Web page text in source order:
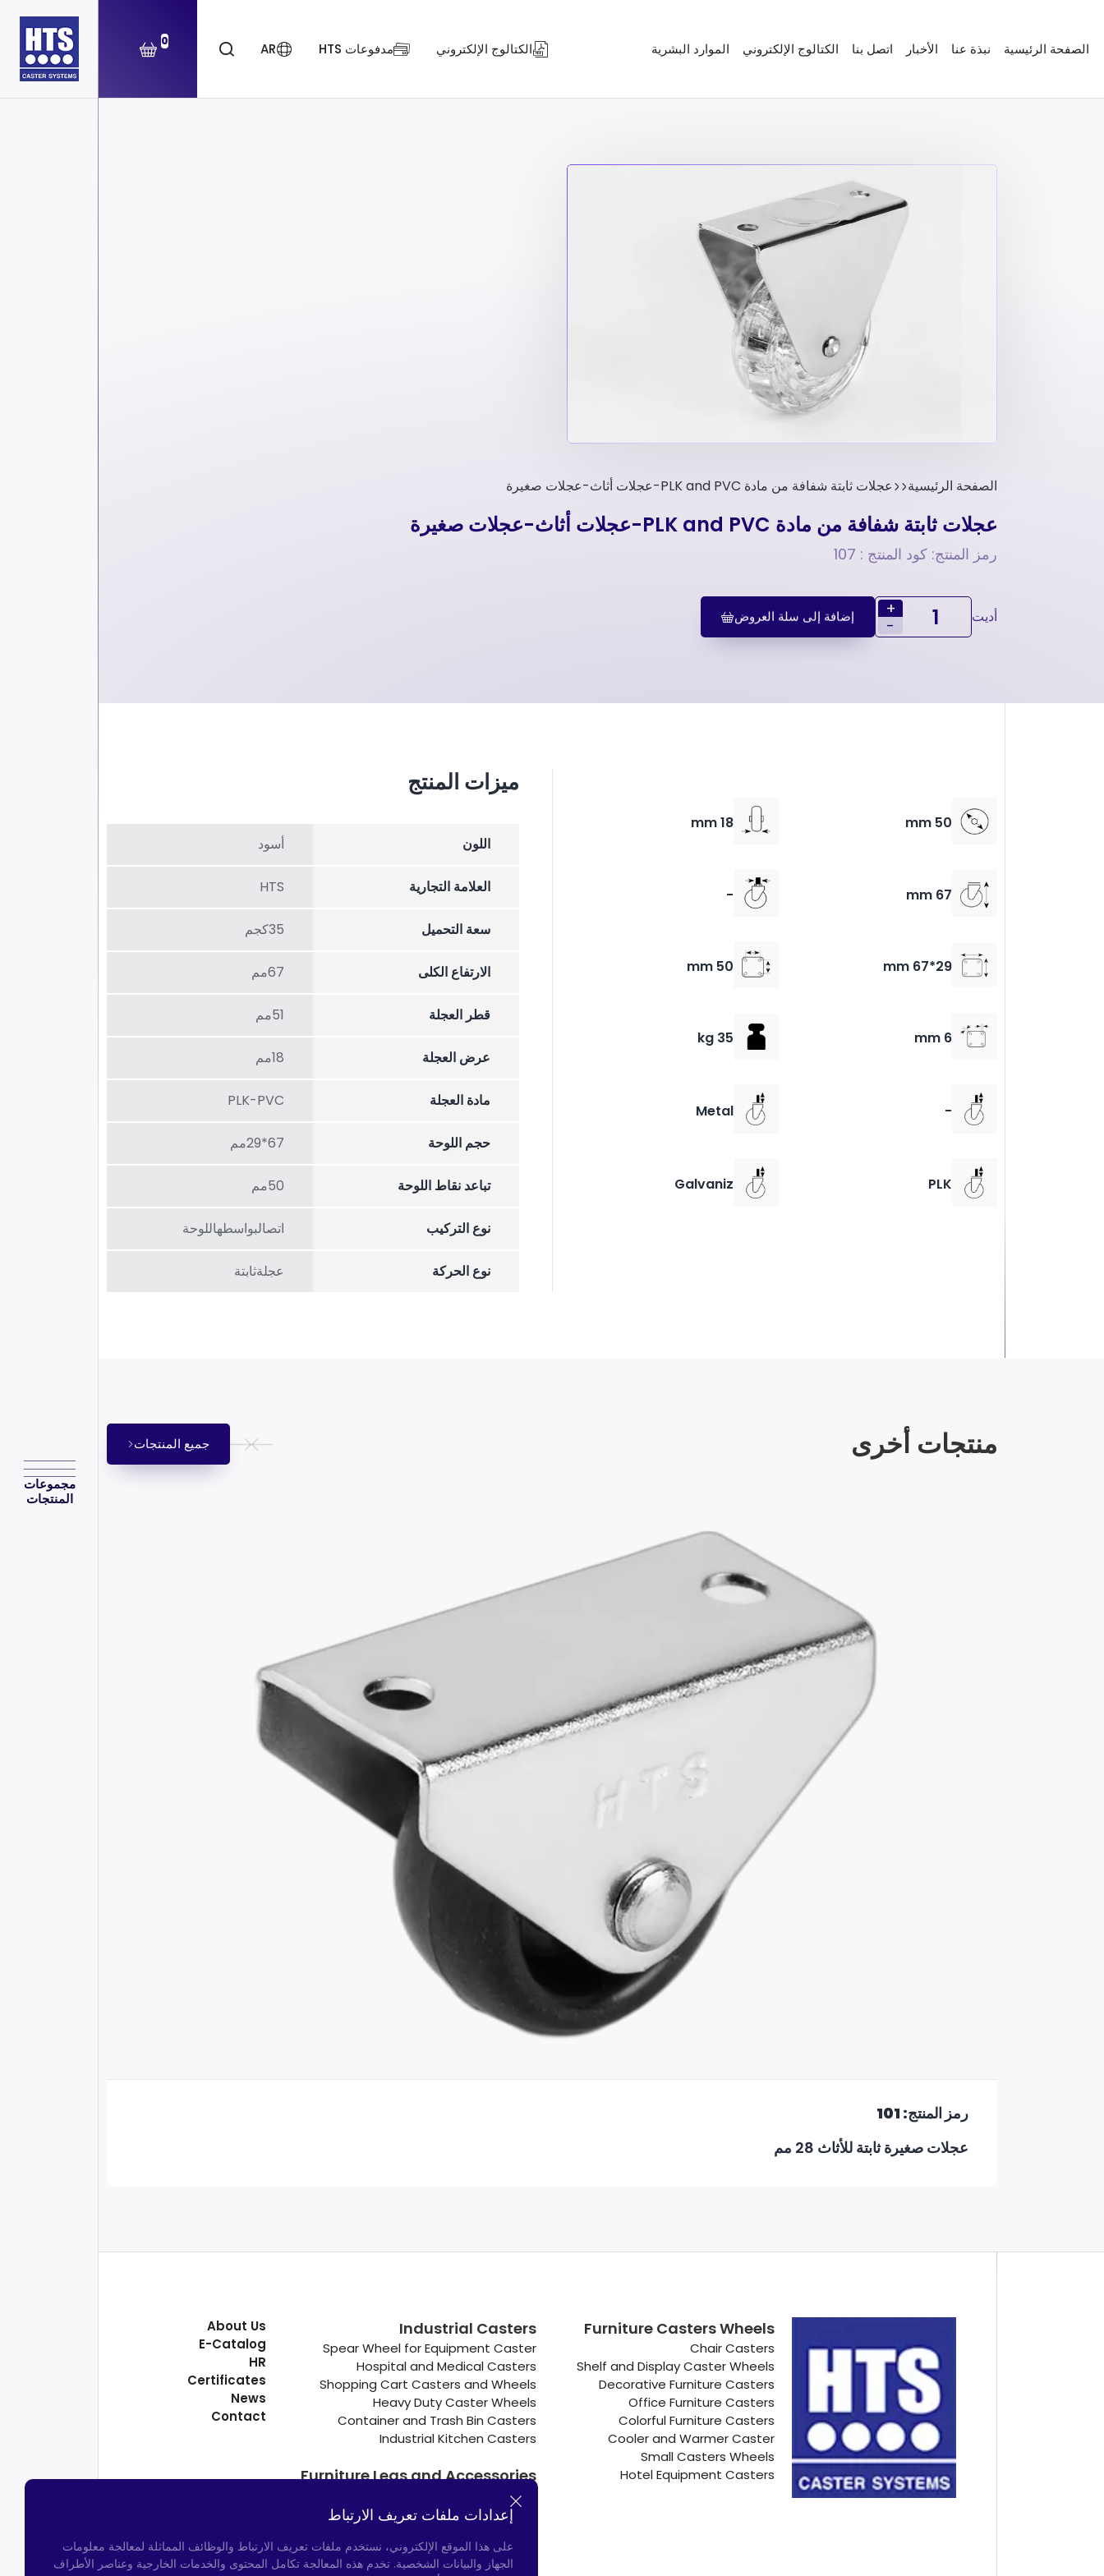
الصفحة الرئيسية نبذة عنا الأخبار اتصل بنا الكتالوج الإلكتروني الموارد البشرية الكتالوج الإلكتروني مدفوعات HTS AR
0
مجموعات
المنتجات
الصفحة الرئيسية عجلات ثابتة شفافة من مادة PLK and PVC-عجلات أثاث-عجلات صغيرة
عجلات ثابتة شفافة من مادة PLK and PVC-عجلات أثاث-عجلات صغيرة
رمز المنتج: كود المنتج : 107
أديت
+
-
إضافة إلى سلة العروض
50 mm
18 mm
67 mm
-
29*67 mm
50 mm
6 mm
35 kg
-
Metal
PLK
Galvaniz
ميزات المنتج
اللون أسود
العلامة التجارية HTS
سعة التحميل 35كجم
الارتفاع الکلی 67مم
قطر العجلة 51مم
عرض العجلة 18مم
مادة العجلة PLK-PVC
حجم اللوحة 67*29مم
تباعد نقاط اللوحة 50مم
نوع التركيب اتصالبواسطهاللوحة
نوع الحركة عجلةثابتة
منتجات أخرى جميع المنتجات
رمز المنتج: 101
عجلات صغيرة ثابتة للأثاث 28 مم
Furniture Casters Wheels
Chair Casters
Shelf and Display Caster Wheels
Decorative Furniture Casters
Office Furniture Casters
Colorful Furniture Casters
Cooler and Warmer Caster
Small Casters Wheels
Hotel Equipment Casters
Industrial Casters
Spear Wheel for Equipment Caster
Hospital and Medical Casters
Shopping Cart Casters and Wheels
Heavy Duty Caster Wheels
Container and Trash Bin Casters
Industrial Kitchen Casters
Furniture Legs and Accessories
Connectors
Door Bumpers
About Us
E-Catalog
HR
Certificates
News
Contact
إعدادات ملفات تعريف الارتباط
على هذا الموقع الإلكتروني، نستخدم ملفات تعريف الارتباط والوظائف المماثلة لمعالجة معلومات
الجهاز والبيانات الشخصية. تخدم هذه المعالجة تكامل المحتوى والخدمات الخارجية وعناصر الأطراف